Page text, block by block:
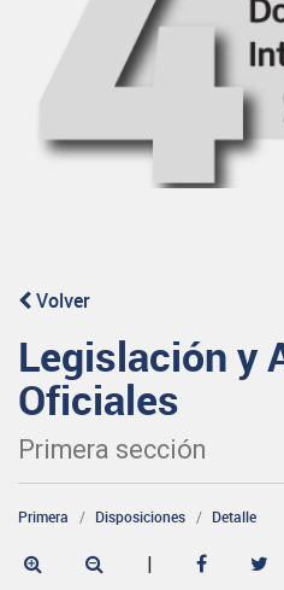
Volver
Legislación y
Oficiales
Primera sección
Primera Disposiciones Detalle
|